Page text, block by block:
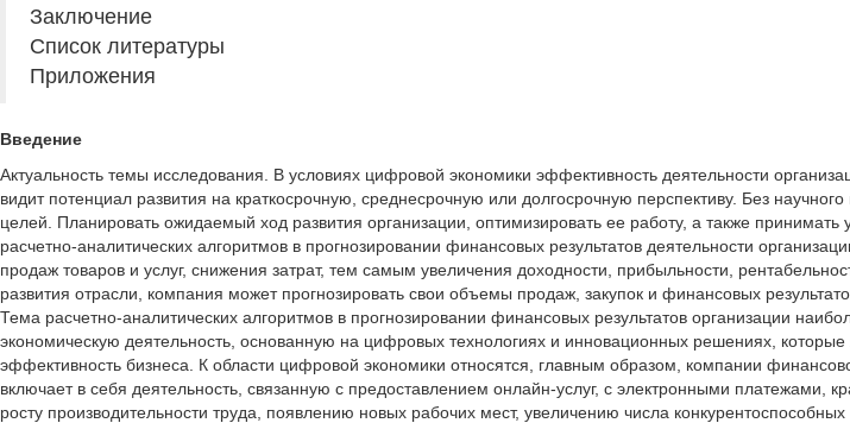
Заключение
Список литературы
Приложения
Введение
Актуальность темы исследования. В условиях цифровой экономики эффективность деятельности
видит потенциал развития на краткосрочную, среднесрочную или долгосрочную перспективу. Без
целей. Планировать ожидаемый ход развития организации, оптимизировать ее работу, а также
расчетно-аналитических алгоритмов в прогнозировании финансовых результатов деятельности
продаж товаров и услуг, снижения затрат, тем самым увеличения доходности, прибыльности,
развития отрасли, компания может прогнозировать свои объемы продаж, закупок и финансовых
Тема расчетно-аналитических алгоритмов в прогнозировании финансовых результатов организации
экономическую деятельность, основанную на цифровых технологиях и инновационных решениях,
эффективность бизнеса. К области цифровой экономики относятся, главным образом, компании
включает в себя деятельность, связанную с предоставлением онлайн-услуг, с электронными
росту производительности труда, появлению новых рабочих мест, увеличению числа